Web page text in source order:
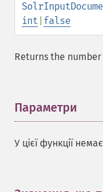
int false
Returns the
Параметри
У цієї функції